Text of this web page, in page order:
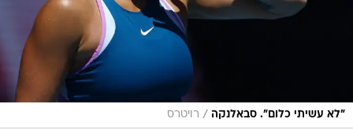
"לא עשיתי כלום". סבאלנקה / רויטרס